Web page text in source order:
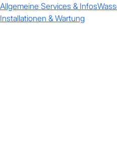
Allgemeine Services & Infos
Installationen & Wartung